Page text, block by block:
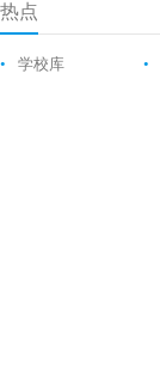
热点
• 学校库 •